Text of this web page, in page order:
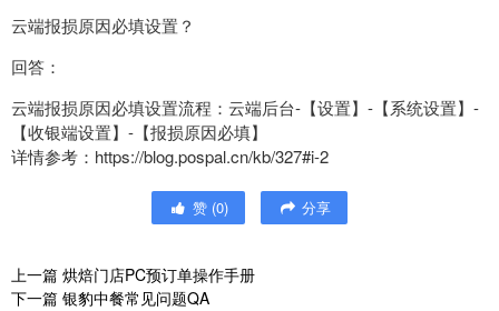
云端报损原因必填设置？
回答：
云端报损原因必填设置流程：云端后台-【设置】-【系统设置】-
【收银端设置】-【报损原因必填】
详情参考：https://blog.pospal.cn/kb/327#i-2
赞 (0) 分享
上一篇 烘焙门店PC预订单操作手册
下一篇 银豹中餐常见问题QA